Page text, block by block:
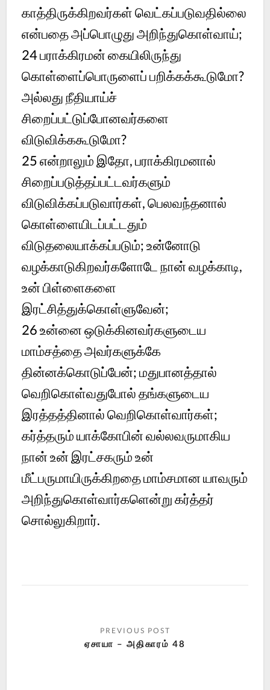
காத்திருக்கிறவர்கள் வெட்கப்படுவதில்லை
என்பதை அப்பொழுது அறிந்துகொள்வாய்;
24 பராக்கிரமன் கையிலிருந்து
கொள்ளைப்பொருளைப் பறிக்கக்கூடுமோ?
அல்லது நீதியாய்ச்
சிறைப்பட்டுப்போனவர்களை
விடுவிக்ககூடுமோ?
25 என்றாலும் இதோ, பராக்கிரமனால்
சிறைப்படுத்தப்பட்டவர்களும்
விடுவிக்கப்படுவார்கள், பெலவந்தனால்
கொள்ளையிடப்பட்டதும்
விடுதலையாக்கப்படும்; உன்னோடு
வழக்காடுகிறவர்களோடே நான் வழக்காடி,
உன் பிள்ளைகளை
இரட்சித்துக்கொள்ளுவேன்;
26 உன்னை ஒடுக்கினவர்களுடைய
மாம்சத்தை அவர்களுக்கே
தின்னக்கொடுப்பேன்; மதுபானத்தால்
வெறிகொள்வதுபோல் தங்களுடைய
இரத்தத்தினால் வெறிகொள்வார்கள்;
கர்த்தரும் யாக்கோபின் வல்லவருமாகிய
நான் உன் இரட்சகரும் உன்
மீட்பருமாயிருக்கிறதை மாம்சமான யாவரும்
அறிந்துகொள்வார்களென்று கர்த்தர்
சொல்லுகிறார்.
ஏசாயா – அதிகாரம் 48